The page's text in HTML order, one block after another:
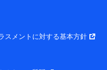
のご利用に関する情報。例
用履歴などが含まれます。
スメントに対する基本方針